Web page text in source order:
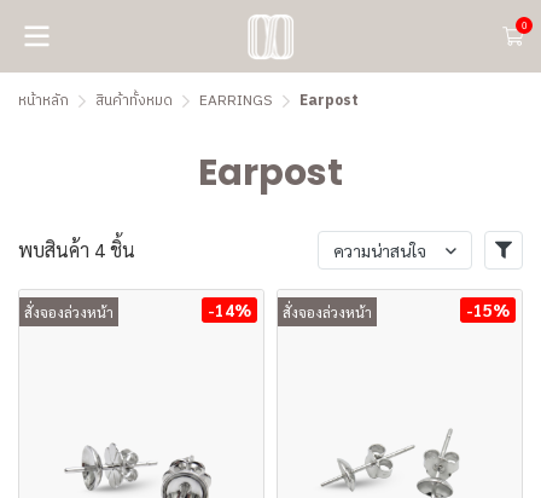
0
หน้าหลัก สินค้าทั้งหมด EARRINGS Earpost
Earpost
พบสินค้า 4 ชิ้น ความน่าสนใจ
สั่งจองล่วงหน้า -14% สั่งจองล่วงหน้า -15%